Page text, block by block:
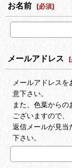
お名前 [必須]
メールアドレス [
メールアドレス
意下さい。
また、色葉から
ございますので、
返信メールが見当
下さい。